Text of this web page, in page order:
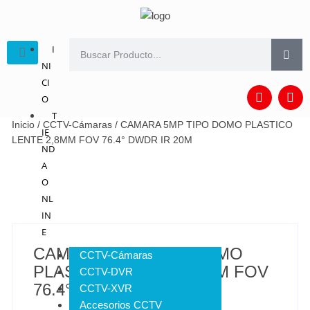
I
NI
CI
O
T
IE
ND
A
O
NL
IN
E
CCTV-Cámaras
CCTV-DVR
CCTV-XVR
Accesorios CCTV
Inicio /CCTV-Cámaras / CAMARA 5MP TIPO DOMO PLASTICO
LENTE 2,8MM FOV 76.4° DWDR IR 20M
CAMARA 5MP TIPO DOMO
PLASTICO LENTE 2,8MM FOV
76.4° DWDR IR 20M